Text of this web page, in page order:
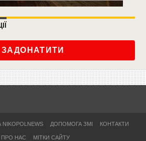
ЗАДОНАТИТИ
ДОПОМОГА ЗМІ КОНТАКТИ
ПРО НАС МІТКИ САЙТУ